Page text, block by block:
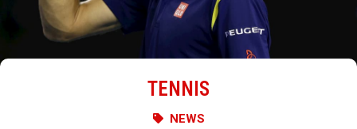
TENNIS
NEWS